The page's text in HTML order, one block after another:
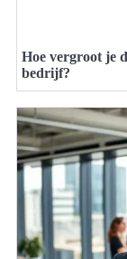
Hoe vergroot je
bedrijf?